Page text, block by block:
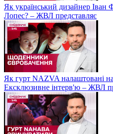
Як український дизайнер
Лопес? – ЖВЛ представляє
Як гурт NAZVA налаштовані
Ексклюзивне інтерв'ю – ЖВЛ